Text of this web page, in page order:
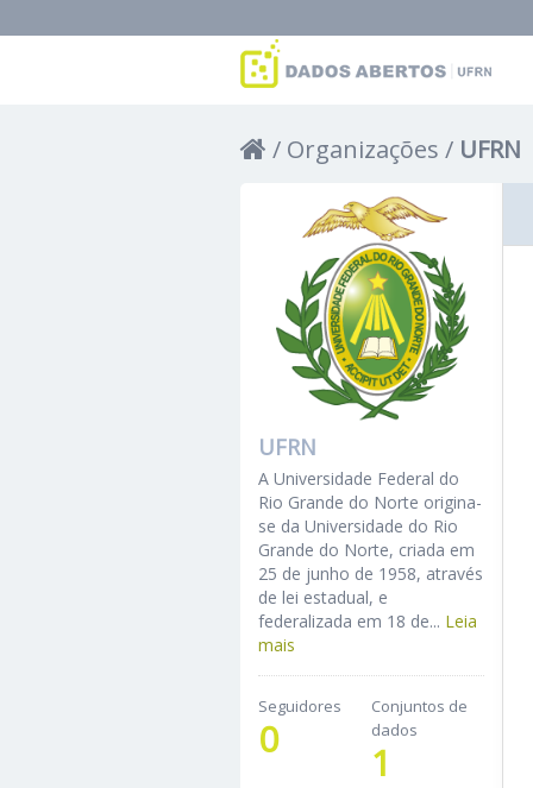
Organizações UFRN
UFRN
A Universidade Federal do
Rio Grande do Norte origina-
se da Universidade do Rio
Grande do Norte, criada em
25 de junho de 1958, através
de lei estadual, e
federalizada em 18 de... Leia
mais
Seguidores
0
Conjuntos de
dados
1